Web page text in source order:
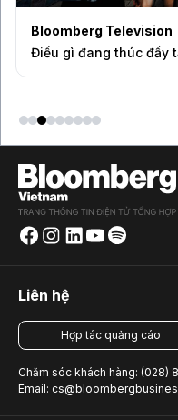
Bloomberg Television
Điều gì đang thúc đẩy
Liên hệ
Hợp tác quảng cáo
Chăm sóc khách hàng: (028)
Email: